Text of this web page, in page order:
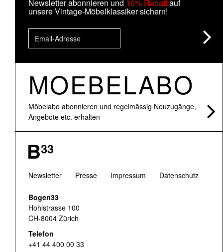
Newsletter abonnieren und 10% Rabattauf
unsere Vintage-Möbelklassiker sichern!
MOEBELABO
Möbelabo abonnieren und regelmässig Neuzugänge,
Angebote etc. erhalten
Newsletter Presse Impressum Datenschutz
Bogen33
Hohlstrasse 100
CH-8004 Zürich
Telefon
+41 44 400 00 33